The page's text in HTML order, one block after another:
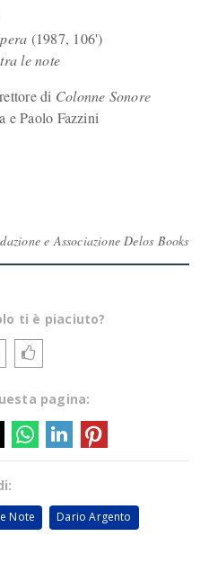
(1987, 106')
le note
di Colonne Sonore
e Paolo Fazzini
e Associazione Delos Books
ti è piaciuto?
pagina:
Note Dario Argento